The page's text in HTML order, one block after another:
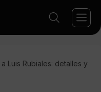
Luis Rubiales: detalles y